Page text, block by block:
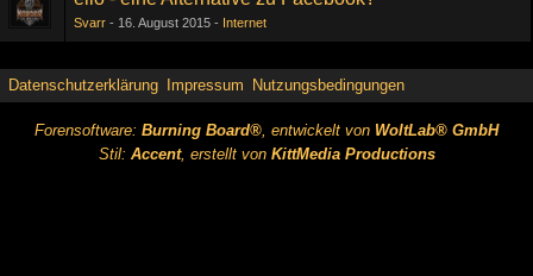
Svarr 16. August 2015 Internet
Datenschutzerklärung Impressum Nutzungsbedingungen
Forensoftware: Burning Board®, entwickelt von WoltLab® GmbH
Stil: Accent, erstellt von KittMedia Productions